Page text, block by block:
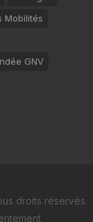
Mobilités
GNV
droits réservés